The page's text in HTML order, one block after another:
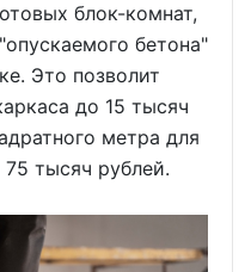
блок-комнат,
бетона"
Это позволит
до 15 тысяч
метра для
75 тысяч рублей.